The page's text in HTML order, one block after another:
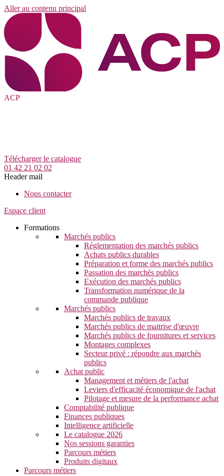
Aller au contenu principal
ACP
Télécharger le catalogue
01 42 21 02 02
Header mail
Nous contacter
Espace client
Formations
Marchés publics
Réglementation des marchés publics
Achats publics durables
Préparation et forme des marchés publics
Passation des marchés publics
Exécution des marchés publics
Transformation numérique de la
commande publique
Marchés publics
Marchés publics de travaux
Marchés publics de maitrise d'œuvre
Marchés publics de fournitures et services
Montages complexes
Secteur privé : répondre aux marchés
publics
Achat public
Management et métiers de l'achat
Leviers d'efficacité économique de l'achat
Pilotage et mesure de la performance achat
Comptabilité publique
Finances publiques
Intelligence artificielle
Le catalogue 2026
Nos sessions garanties
Parcours métiers
Produits digitaux
Parcours métiers